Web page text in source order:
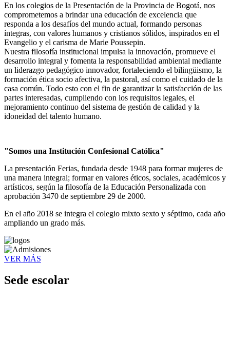
En los colegios de la Presentación de la Provincia de Bogotá, nos
comprometemos a brindar una educación de excelencia que
responda a los desafíos del mundo actual, formando personas
íntegras, con valores humanos y cristianos sólidos, inspirados en el
Evangelio y el carisma de Marie Poussepin.
Nuestra filosofía institucional impulsa la innovación, promueve el
desarrollo integral y fomenta la responsabilidad ambiental mediante
un liderazgo pedagógico innovador, fortaleciendo el bilingüismo, la
formación ética socio afectiva, la pastoral, así como el cuidado de la
casa común. Todo esto con el fin de garantizar la satisfacción de las
partes interesadas, cumpliendo con los requisitos legales, el
mejoramiento continuo del sistema de gestión de calidad y la
idoneidad del talento humano.
"Somos una Institución Confesional Católica"
La presentación Ferias, fundada desde 1948 para formar mujeres de
una manera integral; formar en valores éticos, sociales, académicos y
artísticos, según la filosofía de la Educación Personalizada con
aprobación 3470 de septiembre 29 de 2000.
En el año 2018 se integra el colegio mixto sexto y séptimo, cada año
ampliando un grado más.
VER MÁS
Sede escolar